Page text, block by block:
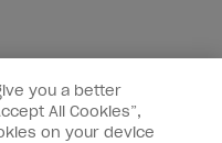
you a better
All Cookies”,
on your device